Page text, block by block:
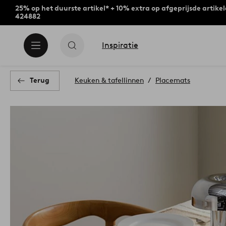
25% op het duurste artikel* + 10% extra op afgeprijsde
424882
Inspiratie
Terug Keuken & tafellinnen Placemats